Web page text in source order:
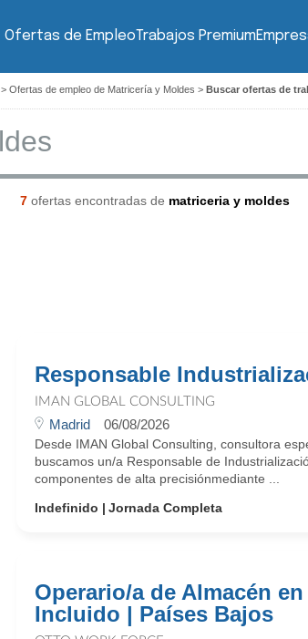
Ofertas de EmpleoTrabajos Premium
> Ofertas de empleo de Matricería y Moldes > Buscar ofertas de
7ofertas encontradas de matriceria y moldes
Responsable
IMAN GLOBAL CONSULTING
Madrid 06/08/2026
Desde IMAN Global Consulting, consultora
buscamos un/a Responsable de
componentes de alta precisiónmediante ...
Indefinido
Jornada Completa
Operario/a de Almacén
Incluido | Países Bajos